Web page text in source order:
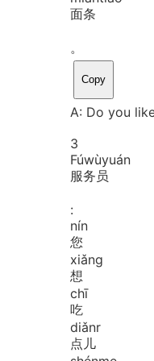
面条
。
Copy
A: Do you
3
Fúwùyuán
服务员
:
nín
您
xiǎng
想
chī
吃
diǎnr
点儿